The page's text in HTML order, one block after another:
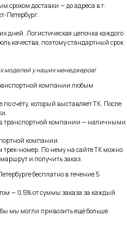
сроком доставки — до адреса в г.
Петербург.
дней. Логистическая цепочка каждого
качества, поэтому стандартный срок
моделей у наших менеджеров!
компании любым
по счёту, который выставляет ТК. После
в транспортной компании — наличными
компании.
номер. По нему на сайте ТК можно
и получить заказ.
бесплатно в течение 5
— 0,5% от суммы заказа за каждый
мы могли привозить ещё больше